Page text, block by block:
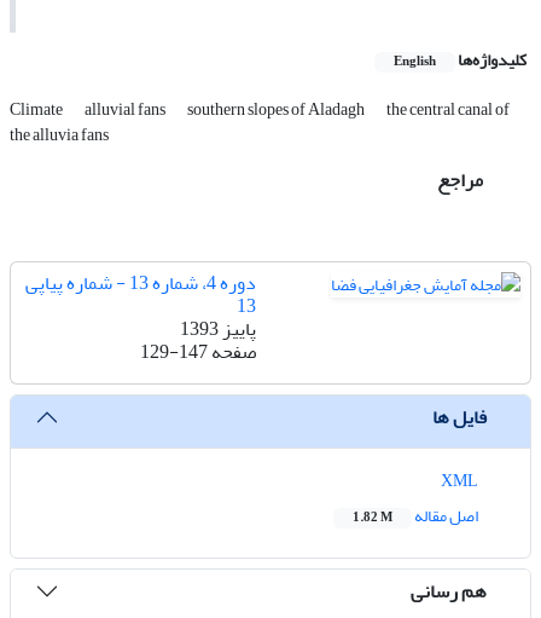
کلیدواژه‌ها English
Climate alluvial fans southern slopes of Aladagh the central canal of
the alluvia fans
مراجع
دوره 4، شماره 13 - شماره پیاپی
13
پاییز 1393
صفحه129-147
فایل ها
اصل مقاله
1.82 M
هم رسانی